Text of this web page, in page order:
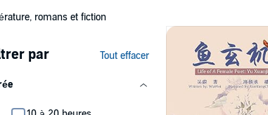
romans et fiction
par Tout effacer